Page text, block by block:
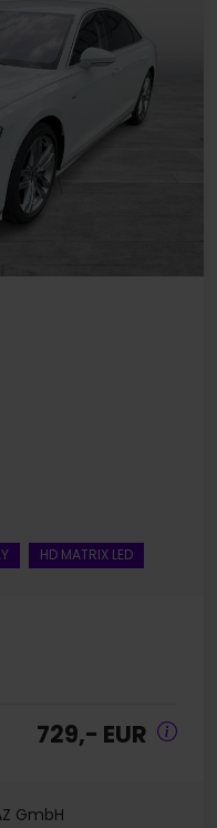
HD MATRIX LED
729,- EUR
GmbH